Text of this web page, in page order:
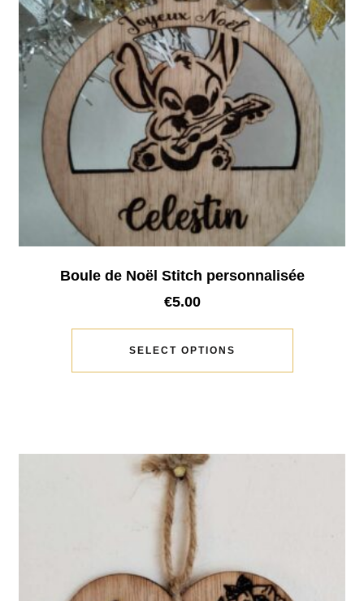
Boule de Noël Stitch personnalisée
€5.00
SELECT OPTIONS